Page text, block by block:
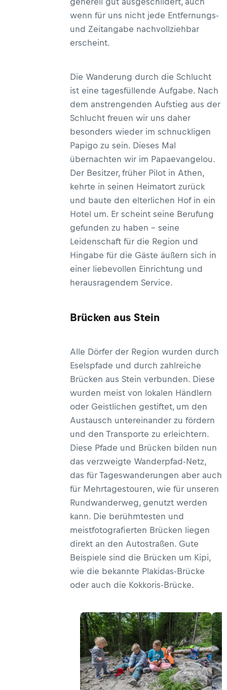
wenn für uns nicht jede Entfernungs-
und Zeitangabe nachvollziehbar
erscheint.
Die Wanderung durch die Schlucht
ist eine tagesfüllende Aufgabe. Nach
dem anstrengenden Aufstieg aus der
Schlucht freuen wir uns daher
besonders wieder im schnuckligen
Papigo zu sein. Dieses Mal
übernachten wir im Papaevangelou.
Der Besitzer, früher Pilot in Athen,
kehrte in seinen Heimatort zurück
und baute den elterlichen Hof in ein
Hotel um. Er scheint seine Berufung
gefunden zu haben – seine
Leidenschaft für die Region und
Hingabe für die Gäste äußern sich in
einer liebevollen Einrichtung und
herausragendem Service.
Brücken aus Stein
Alle Dörfer der Region wurden durch
Eselspfade und durch zahlreiche
Brücken aus Stein verbunden. Diese
wurden meist von lokalen Händlern
oder Geistlichen gestiftet, um den
Austausch untereinander zu fördern
und den Transporte zu erleichtern.
Diese Pfade und Brücken bilden nun
das verzweigte Wanderpfad-Netz,
das für Tageswanderungen aber auch
für Mehrtagestouren, wie für unseren
Rundwanderweg, genutzt werden
kann. Die berühmtesten und
meistfotografierten Brücken liegen
direkt an den Autostraßen. Gute
Beispiele sind die Brücken um Kipi,
wie die bekannte Plakidas-Brücke
oder auch die Kokkoris-Brücke.